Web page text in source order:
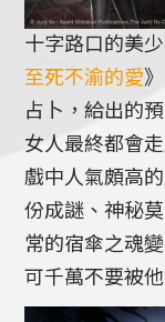
十字路口的美
至死不渝的愛
占卜，給出的
女人最終都會
戲中人氣頗高
份成謎、神秘
常的宿傘之魂
可千萬不要被